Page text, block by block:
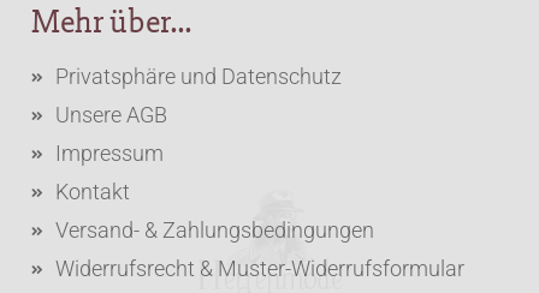
Mehr über...
Privatsphäre und Datenschutz
Unsere AGB
Impressum
Kontakt
Versand- & Zahlungsbedingungen
Widerrufsrecht & Muster-Widerrufsformular